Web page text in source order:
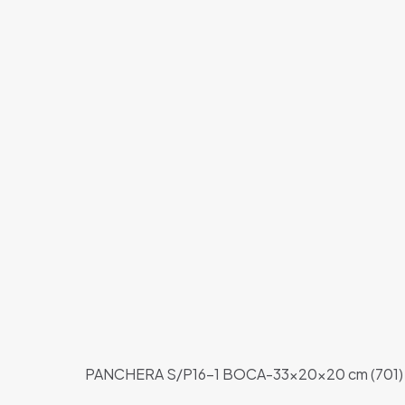
PANCHERA S/P16-1 BOCA-33x20x20 cm (701)